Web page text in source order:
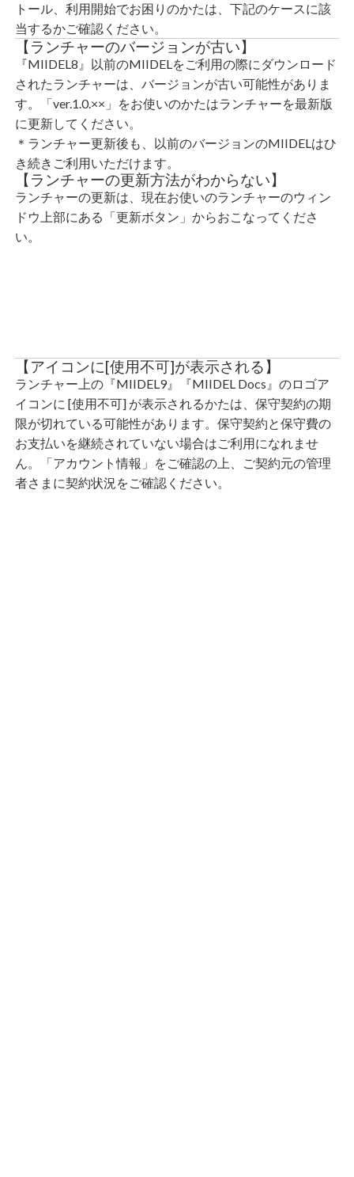
トール、利用開始でお困りのかたは、下記のケースに該
当するかご確認ください。
【ランチャーのバージョンが古い】
『MIIDEL8』以前のMIIDELをご利用の際にダウンロード
されたランチャーは、バージョンが古い可能性がありま
す。「ver.1.0.××」をお使いのかたはランチャーを最新版
に更新してください。
＊ランチャー更新後も、以前のバージョンのMIIDELはひ
き続きご利用いただけます。
【ランチャーの更新方法がわからない】
ランチャーの更新は、現在お使いのランチャーのウィン
ドウ上部にある「更新ボタン」からおこなってくださ
い。
【アイコンに[使用不可]が表示される】
ランチャー上の『MIIDEL9』『MIIDEL Docs』のロゴア
イコンに [使用不可] が表示されるかたは、保守契約の期
限が切れている可能性があります。保守契約と保守費の
お支払いを継続されていない場合はご利用になれませ
ん。「アカウント情報」をご確認の上、ご契約元の管理
者さまに契約状況をご確認ください。